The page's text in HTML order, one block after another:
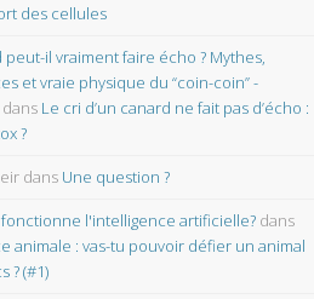
des cellules
peut-il vraiment faire écho ? Mythes,
et vraie physique du “coin-coin” -
dans Le cri d’un canard ne fait pas d’écho :
?
dans Une question ?
l'intelligence artificielle? dans
animale : vas-tu pouvoir défier un animal
? (#1)